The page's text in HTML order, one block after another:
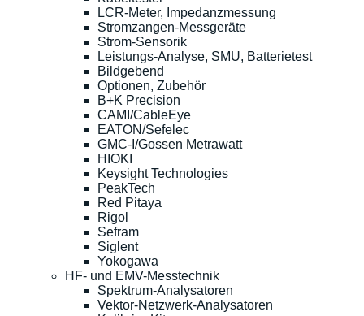
LCR-Meter, Impedanzmessung
Stromzangen-Messgeräte
Strom-Sensorik
Leistungs-Analyse, SMU, Batterietest
Bildgebend
Optionen, Zubehör
B+K Precision
CAMI/CableEye
EATON/Sefelec
GMC-I/Gossen Metrawatt
HIOKI
Keysight Technologies
PeakTech
Red Pitaya
Rigol
Sefram
Siglent
Yokogawa
HF- und EMV-Messtechnik
Spektrum-Analysatoren
Vektor-Netzwerk-Analysatoren